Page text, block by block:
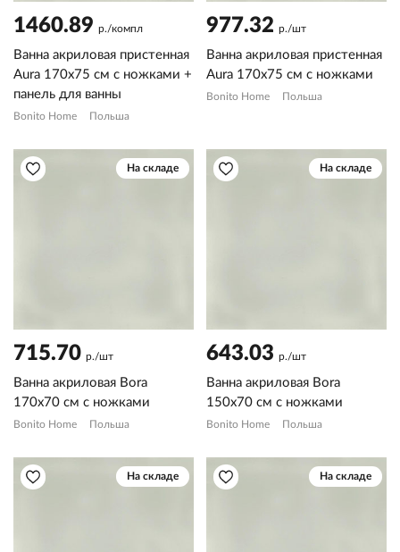
1460.89 р./компл
Ванна акриловая пристенная
Aura 170х75 см с ножками +
панель для ванны
Bonito Home Польша
977.32 р./шт
Ванна акриловая пристенная
Aura 170х75 см с ножками
Bonito Home Польша
На складе
715.70 р./шт
Ванна акриловая Bora
170х70 см с ножками
Bonito Home Польша
На складе
643.03 р./шт
Ванна акриловая Bora
150х70 см с ножками
Bonito Home Польша
На складе На складе